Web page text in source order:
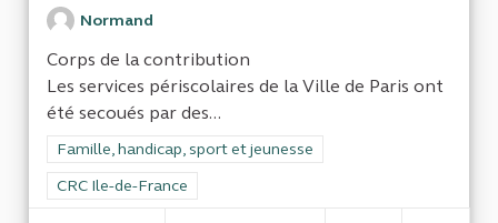
Normand
Corps de la contribution
Les services périscolaires de la Ville de Paris ont
été secoués par des...
Filtrer les résultats de la catégorie : Famille, handicap, sport
Famille, handicap, sport et jeunesse
Filtrer les résultats pour le secteur : CRC Ile-de-France
CRC Ile-de-France